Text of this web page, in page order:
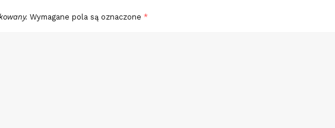
Wymagane pola są oznaczone *